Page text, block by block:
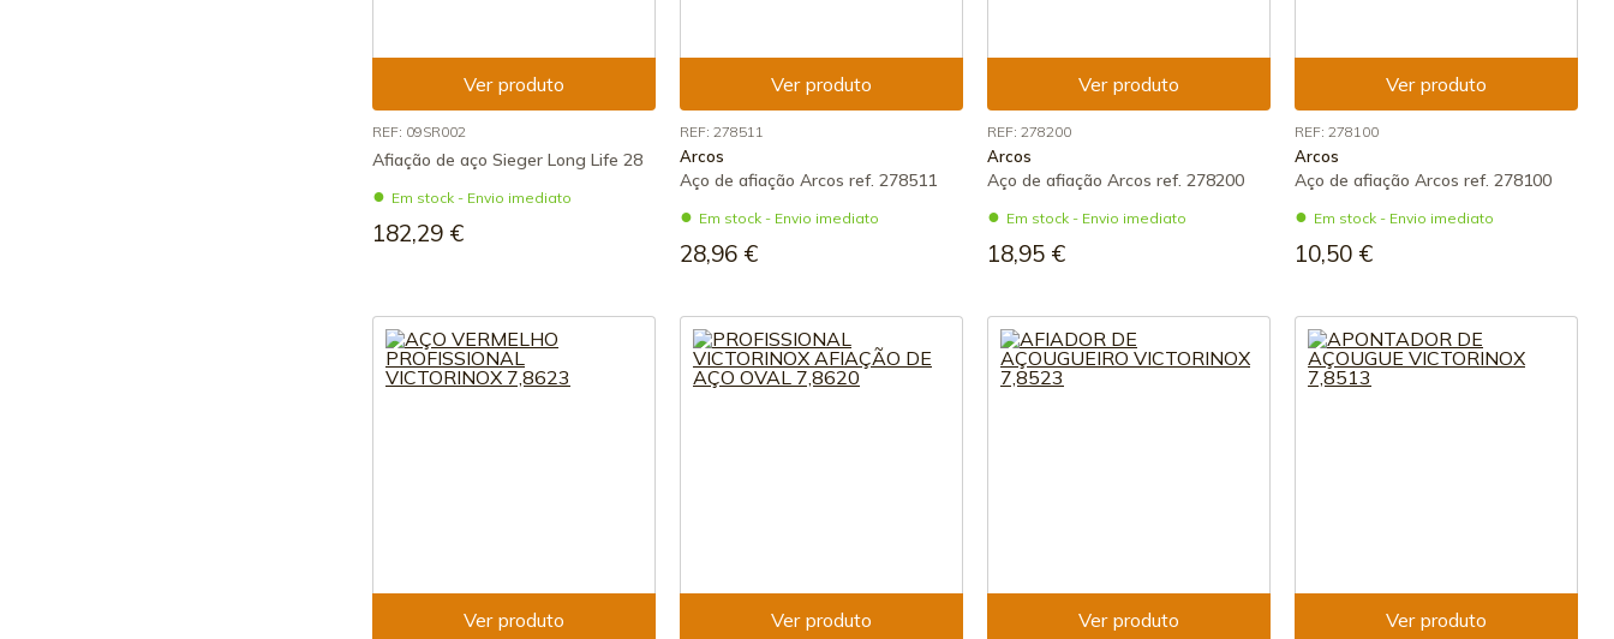
Ver produto
REF: 09SR002
Afiação de aço Sieger Long Life 28
Em stock - Envio imediato
182,29 €
Ver produto
REF: 278511
Arcos
Aço de afiação Arcos ref. 278511
Em stock - Envio imediato
28,96 €
Ver produto
REF: 278200
Arcos
Aço de afiação Arcos ref. 278200
Em stock - Envio imediato
18,95 €
Ver produto
REF: 278100
Arcos
Aço de afiação Arcos ref. 278100
Em stock - Envio imediato
10,50 €
Ver produto Ver produto Ver produto Ver produto